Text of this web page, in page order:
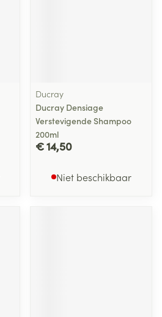
Ducray
Ducray Densiage
Verstevigende Shampoo
200ml
€ 14,50
Niet beschikbaar